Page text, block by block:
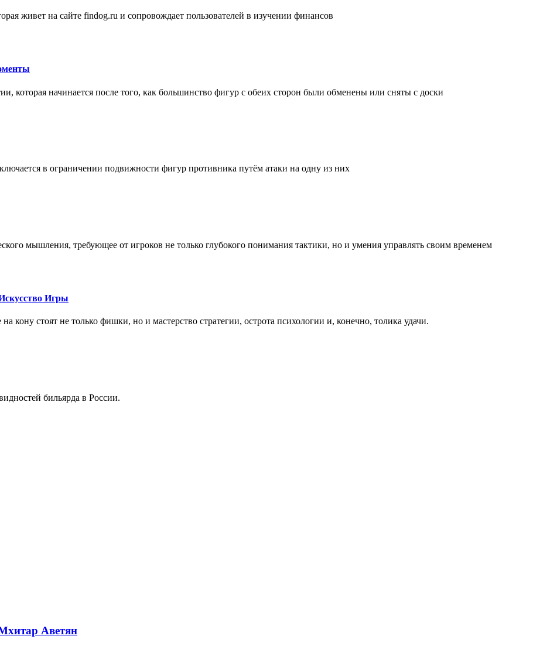
живет на сайте findog.ru и сопровождает пользователей в изучении финансов
которая начинается после того, как большинство фигур с обеих сторон были обменены или сняты с доски
в ограничении подвижности фигур противника путём атаки на одну из них
мышления, требующее от игроков не только глубокого понимания тактики, но и умения управлять своим временем
Игры
кону стоят не только фишки, но и мастерство стратегии, острота психологии и, конечно, толика удачи.
бильярда в России.
Аветян